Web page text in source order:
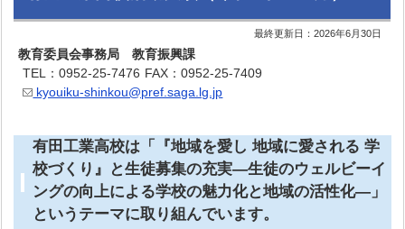
最終更新日：2026年6月30日
教育委員会事務局 教育振興課
TEL：0952-25-7476 FAX：0952-25-7409
kyouiku-shinkou@pref.saga.lg.jp
有田工業高校は「『地域を愛し 地域に愛される 学
校づくり』と生徒募集の充実―生徒のウェルビーイ
ングの向上による学校の魅力化と地域の活性化―」
というテーマに取り組んでいます。